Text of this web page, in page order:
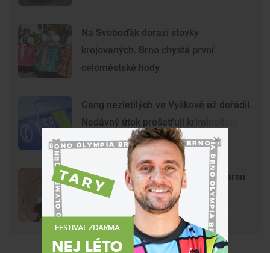
Na Svoboďák dorazí stovky
krojovaných. Brno chystá první
celoměstské hody
Gang nezletilých ve Vyškově už dořádil.
Nedávný útok prošetřují kriminalisté
Mladí vandalové poničili model Marsu
na Kraví hoře. Hvězdárna zařídila